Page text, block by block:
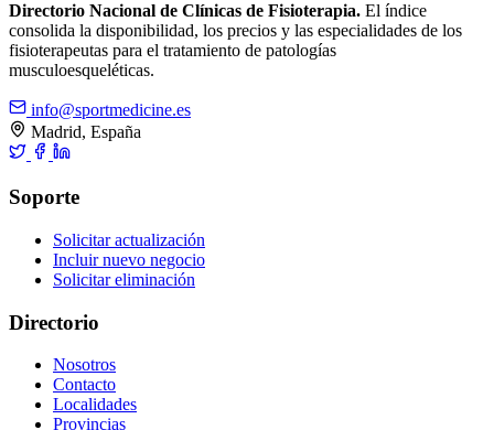
Directorio Nacional de Clínicas de Fisioterapia. El índice
consolida la disponibilidad, los precios y las especialidades de los
fisioterapeutas para el tratamiento de patologías
musculoesqueléticas.
info@sportmedicine.es
Madrid, España
Soporte
Solicitar actualización
Incluir nuevo negocio
Solicitar eliminación
Directorio
Nosotros
Contacto
Localidades
Provincias